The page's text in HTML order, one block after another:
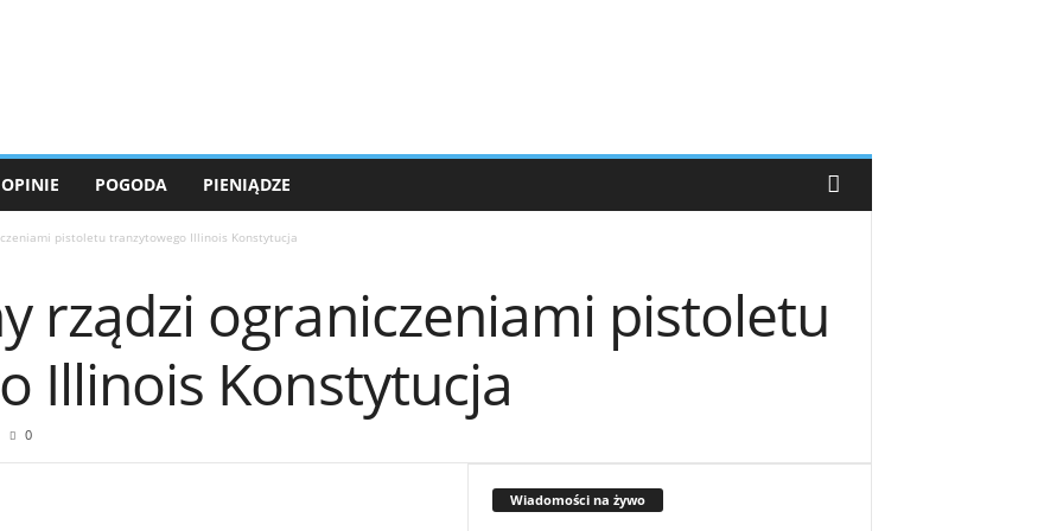
OPINIE POGODA PIENIĄDZE
pistoletu tranzytowego Illinois Konstytucja
rządzi ograniczeniami pistoletu
Illinois Konstytucja
0
Wiadomości na żywo